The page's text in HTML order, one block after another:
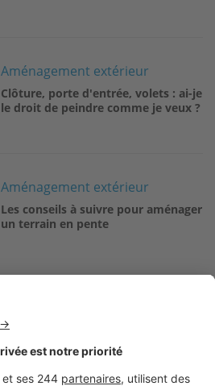
Aménagement extérieur
Clôture, porte d'entrée, volets : ai-je
le droit de peindre comme je veux ?
Aménagement extérieur
Les conseils à suivre pour aménager
un terrain en pente